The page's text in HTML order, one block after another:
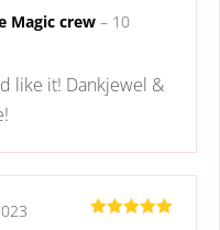
Magic crew – 10
like it! Dankjewel &